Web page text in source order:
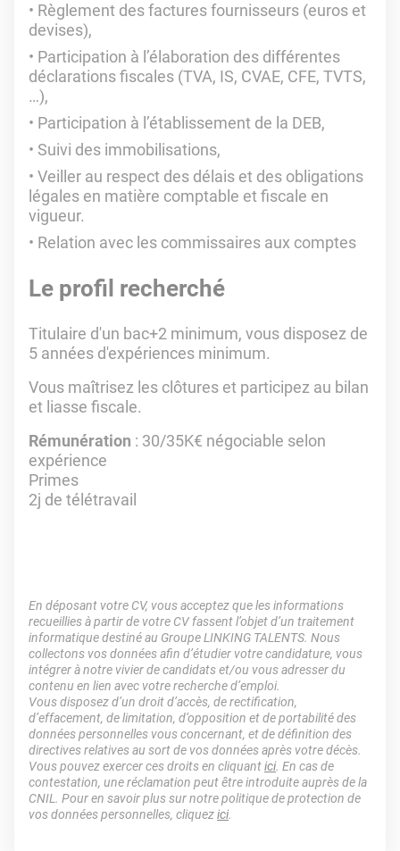
Règlement des factures fournisseurs (euros et
devises),
Participation à l’élaboration des différentes
déclarations fiscales (TVA, IS, CVAE, CFE, TVTS,
…),
Participation à l’établissement de la DEB,
Suivi des immobilisations,
Veiller au respect des délais et des obligations
légales en matière comptable et fiscale en
vigueur.
Relation avec les commissaires aux comptes
Le profil recherché
Titulaire d'un bac+2 minimum, vous disposez de
5 années d'expériences minimum.
Vous maîtrisez les clôtures et participez au bilan
et liasse fiscale.
Rémunération : 30/35K€ négociable selon
expérience
Primes
2j de télétravail
En déposant votre CV, vous acceptez que les informations
recueillies à partir de votre CV fassent l’objet d’un traitement
informatique destiné au Groupe LINKING TALENTS. Nous
collectons vos données afin d’étudier votre candidature, vous
intégrer à notre vivier de candidats et/ou vous adresser du
contenu en lien avec votre recherche d’emploi.
Vous disposez d’un droit d’accès, de rectification,
d’effacement, de limitation, d’opposition et de portabilité des
données personnelles vous concernant, et de définition des
directives relatives au sort de vos données après votre décès.
Vous pouvez exercer ces droits en cliquantici. En cas de
contestation, une réclamation peut être introduite auprès de la
CNIL. Pour en savoir plus sur notre politique de protection de
vos données personnelles, cliquezici.